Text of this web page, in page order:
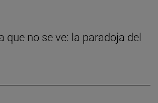
que no se ve: la paradoja del